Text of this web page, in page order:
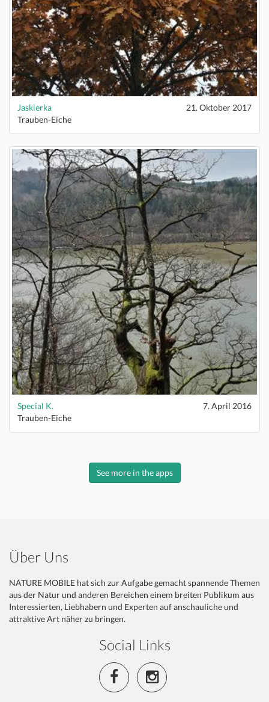
Jaskierka
21. Oktober 2017
Trauben-Eiche
Special K.
7. April 2016
Trauben-Eiche
See more in the apps
Über Uns
NATURE MOBILE hat sich zur Aufgabe gemacht spannende Themen
aus der Natur und anderen Bereichen einem breiten Publikum aus
Interessierten, Liebhabern und Experten auf anschauliche und
attraktive Art näher zu bringen.
Social Links